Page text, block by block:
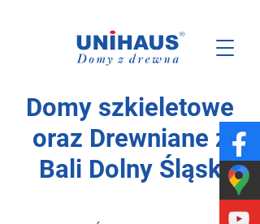
Domy szkieletowe
oraz Drewniane z
Bali Dolny Śląsk